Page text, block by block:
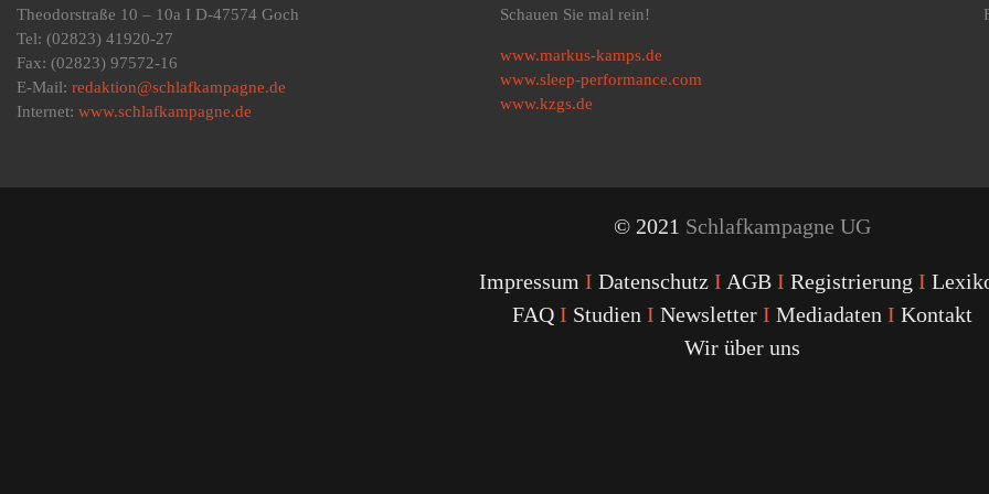
Theodorstraße 10 – 10a I D-47574 Goch
Tel: (02823) 41920-27
Fax: (02823) 97572-16
E-Mail: redaktion@schlafkampagne.de
Internet: www.schlafkampagne.de
Schauen Sie mal rein!
www.markus-kamps.de
www.sleep-performance.com
www.kzgs.de
© 2021 Schlafkampagne UG
Impressum I Datenschutz I AGB I Registrierung I
FAQ I Studien I Newsletter I Mediadaten I Kontakt
Wir über uns